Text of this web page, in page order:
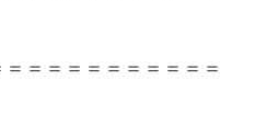
＝＝＝＝＝＝＝＝＝＝